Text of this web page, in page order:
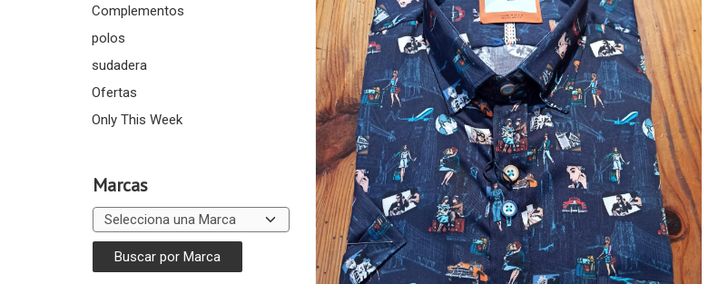
Complementos
polos
sudadera
Ofertas
Only This Week
Marcas